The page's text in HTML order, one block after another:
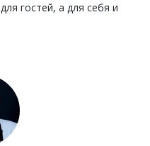
гостей, а для себя и